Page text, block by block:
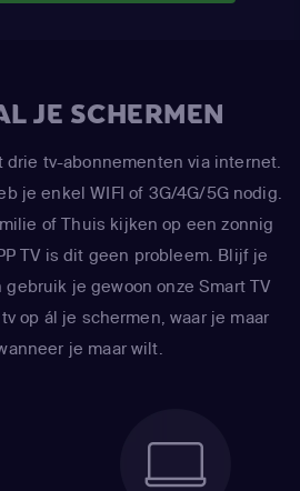
JE SCHERMEN
drie tv-abonnementen via internet.
je enkel WIFI of 3G/4G/5G nodig.
of Thuis kijken op een zonnig
TV is dit geen probleem. Blijf je
je gewoon onze Smart TV
op ál je schermen, waar je maar
je maar wilt.